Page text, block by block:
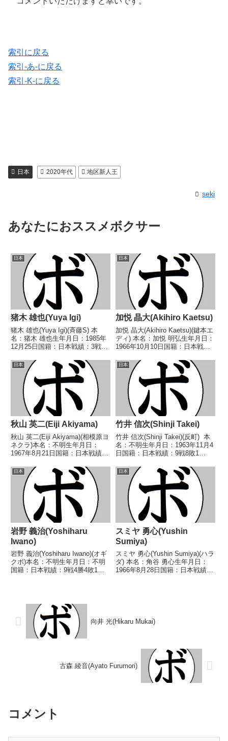
索引に戻る
索引-あ-に戻る
索引-K-に戻る
日本 2020年代 地区新人王
seki
あなたにおススメボクサー
日本
猪木 雄也(Yuya Igi)
猪木 雄也(Yuya Igi)(斉藤S) 本
名：猪木 雄也生年月日：1985年
12月25日国籍：日本戦績：3戦1
し 【戦歴】2021/04/18
○1RTKO 中原 裕貴(神拳阪
神)■2021年度西日本ス...
日本
加悦 晶大(Akihiro Kaetsu)
加悦 晶大(Akihiro Kaetsu)(鍵本エ
ディ) 本名：加悦 明弘生年月日：
1966年10月10日国籍：日本戦
得タイトル】なし 【戦歴】
■1988年度西日本スーパーフェザ
ー級新人王予選1988...
日本
秋山 英二(Eiji Akiyama)
秋山 英二(Eiji Akiyama)(相模原ヨ
ネクラ)本名：不明生年月日：
1967年8月21日国籍：日本戦績：
ル】なし【戦歴】1989/02/11
●4R判定 (採点不明) 古沢 義治
(オサム)198...
日本
竹井 信次(Shinji Takei)
竹井 信次(Shinji Takei)(反町) 本
名：不明生年月日：1963年11月4
日国籍：日本戦績：9戦8敗1
歴】1983/07/09 ●1RKO 羽地
克博(三迫)1983/10/27 ●4R判定
日本
岩野 義治(Yoshiharu
Iwano)
岩野 義治(Yoshiharu Iwano)(オギ
クボ)本名：不明生年月日：不明
国籍：日本戦績：9戦4勝4敗1分
キ)1966/08/01 △4R判定 ...
日本
スミヤ 勇心(Yushin
Sumiya)
スミヤ 勇心(Yushin Sumiya)(ハラ
ダ) 本名：角谷 勇心生年月日：
1966年8月28日国籍：日本戦績：
向井 光(Hikaru Mukai)
古森 綾音(Ayato Furumori)
コメント